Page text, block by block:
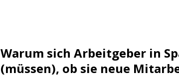
Warum sich Arbeitgeber in
(müssen), ob sie neue